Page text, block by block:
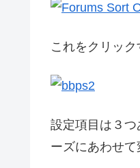
これをクリック
設定項目は３
ーズにあわせて